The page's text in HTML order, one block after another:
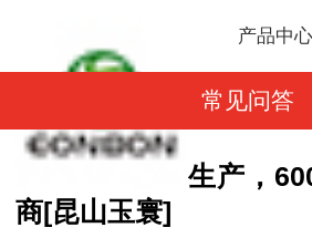
产品中心
常见问答
铝箔胶带哪家生产，
商[昆山玉寰]